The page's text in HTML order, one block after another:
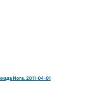
Йога. 2011-04-01